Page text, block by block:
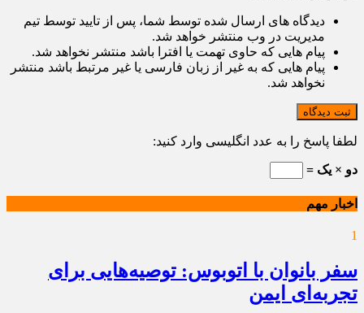
دیدگاه های ارسال شده توسط شما، پس از تایید توسط تیم
مدیریت در وب منتشر خواهد شد.
پیام هایی که حاوی تهمت یا افترا باشد منتشر نخواهد شد.
پیام هایی که به غیر از زبان فارسی یا غیر مرتبط باشد منتشر
نخواهد شد.
ثبت دیدگاه
لطفا پاسخ را به عدد انگلیسی وارد کنید:
دو × یک =
اخبار مهم
1
سفر بانوان با اتوبوس: توصیه‌هایی برای
تجربه‌ای ایمن